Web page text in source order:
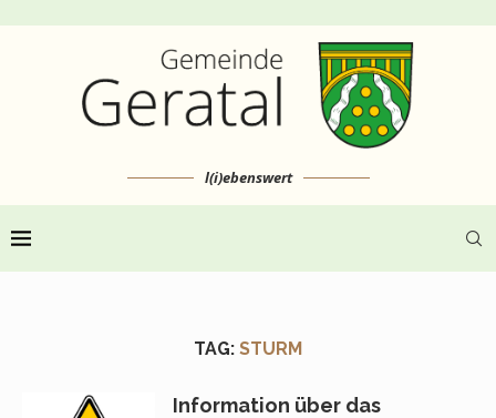
l(i)ebenswert
TAG: STURM
Information über das